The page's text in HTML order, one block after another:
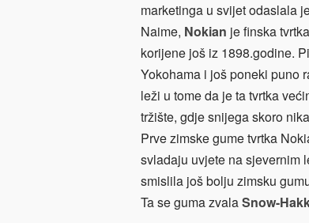
marketinga u svijet odaslala
Naime, Nokian je finska
korijene još iz 1898.godine.
Yokohama i još poneki puno
leži u tome da je ta tvrtka
tržište, gdje snijega skoro
Prve zimske gume tvrtka
svladaju uvjete na sjevernim
smislila još bolju zimsku
Ta se guma zvalaSnow-